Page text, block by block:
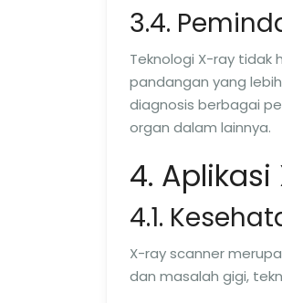
3.4.
Teknologi X-ray tidak
pandangan yang
diagnosis berbagai
organ dalam lainnya.
4.
4.1.
X-ray scanner
dan masalah gigi,